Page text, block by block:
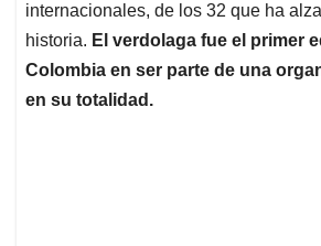
internacionales, de los 32 que ha
historia. El verdolaga fue el primer
Colombia en ser parte de una
en su totalidad.